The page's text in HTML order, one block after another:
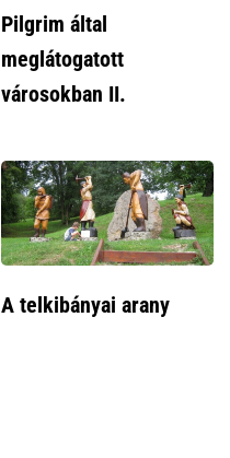
Pilgrim által
meglátogatott
városokban II.
A telkibányai arany